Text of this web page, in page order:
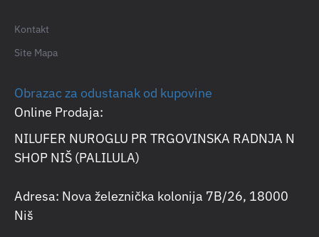
Kontakt
Site Mapa
Obrazac za odustanak od kupovine
Online Prodaja:
NILUFER NUROGLU PR TRGOVINSKA RADNJA N
SHOP NIŠ (PALILULA)
Adresa: Nova železnička kolonija 7B/26, 18000
Niš